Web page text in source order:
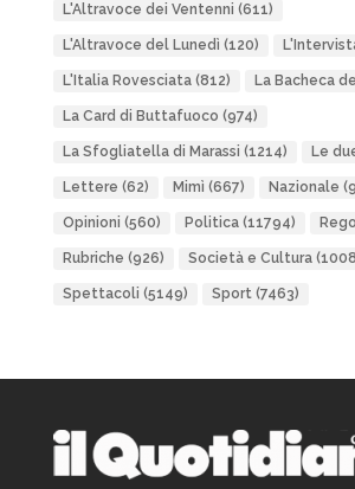
L'Altravoce dei Ventenni (611)
L'Altravoce del Lunedì (120)
L'Italia Rovesciata(812) La Bacheca
La Card di Buttafuoco (974)
La Sfogliatella di Marassi (1214) Le
Lettere (62) Mimì (667) Nazionale
Opinioni (560) Politica(11794)
Rubriche (926) Società e Cultura
Spettacoli (5149) Sport(7463)